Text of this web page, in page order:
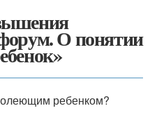
О понятии
ребенком?